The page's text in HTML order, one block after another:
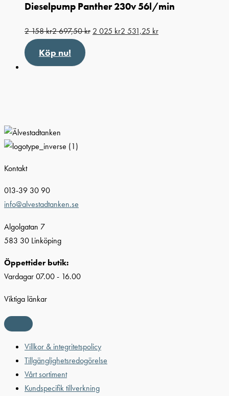
Dieselpump Panther 230v 56l/min
2 158kr2 697,50kr 2 025 kr2 531,25 kr
Köp nu!
Kontakt
013-39 30 90
info@alvestadtanken.se
Algolgatan 7
583 30 Linköping
Öppettider butik:
Vardagar 07.00 - 16.00
Viktiga länkar
Villkor & integritetspolicy
Tillgänglighetsredogörelse
Vårt sortiment
Kundspecifik tillverkning